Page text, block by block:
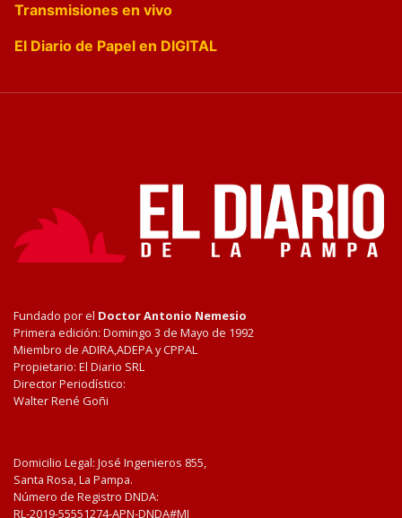
Transmisiones en vivo
El Diario de Papel en DIGITAL
Fundado por el Doctor Antonio Nemesio
Primera edición: Domingo 3 de Mayo de 1992
Miembro de ADIRA,ADEPA y CPPAL
Propietario: El Diario SRL
Director Periodístico:
Walter René Goñi
Domicilio Legal: José Ingenieros 855,
Santa Rosa, La Pampa.
Número de Registro DNDA:
RL-2019-55551274-APN-DNDA#MJ